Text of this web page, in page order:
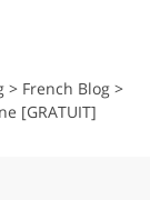
> French Blog >
[GRATUIT]